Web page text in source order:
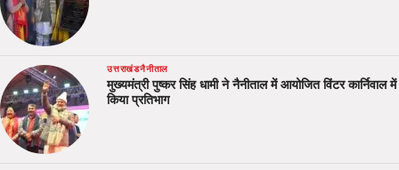
उत्तराखंडनैनीताल
मुख्यमंत्री पुष्कर सिंह धामी ने नैनीताल में आयोजित विंटर कार्निवाल में
किया प्रतिभाग